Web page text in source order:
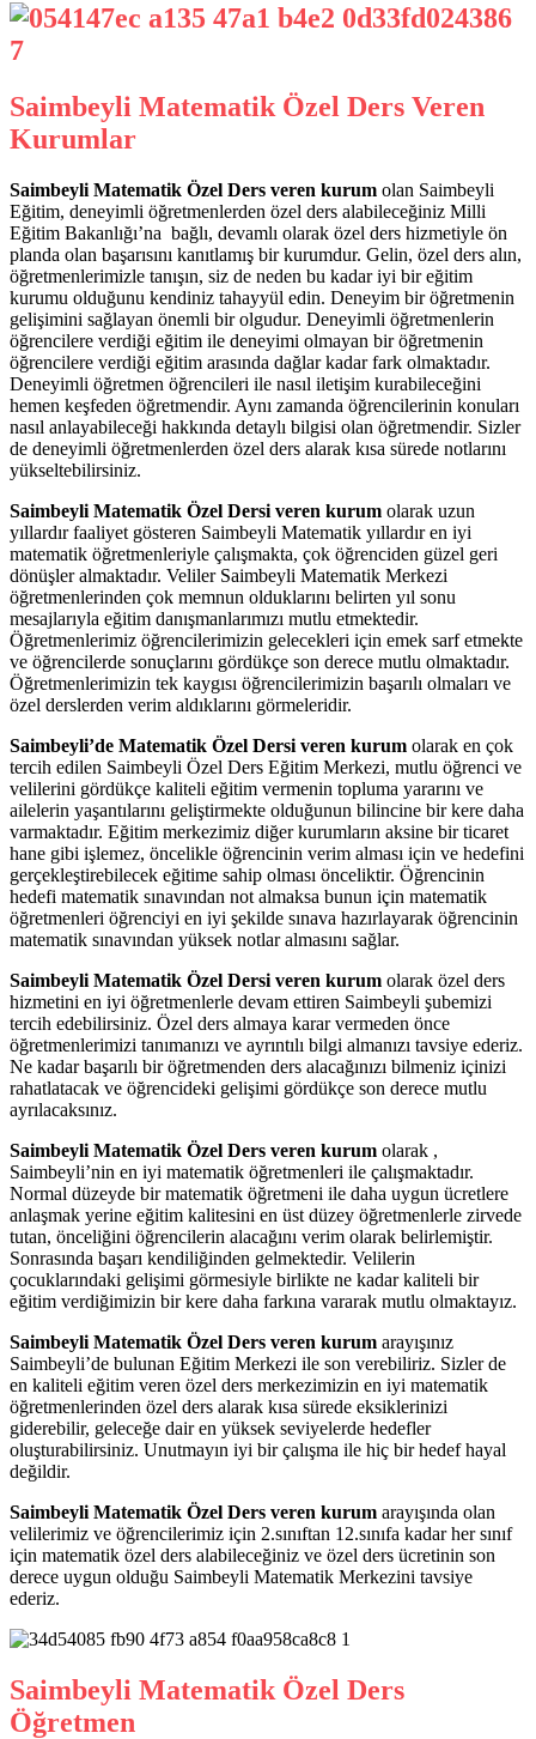
Saimbeyli Matematik Özel Ders Veren
Kurumlar
Saimbeyli Matematik Özel Ders veren kurum olan Saimbeyli
Eğitim, deneyimli öğretmenlerden özel ders alabileceğiniz Milli
Eğitim Bakanlığı’na bağlı, devamlı olarak özel ders hizmetiyle ön
planda olan başarısını kanıtlamış bir kurumdur. Gelin, özel ders alın,
öğretmenlerimizle tanışın, siz de neden bu kadar iyi bir eğitim
kurumu olduğunu kendiniz tahayyül edin. Deneyim bir öğretmenin
gelişimini sağlayan önemli bir olgudur. Deneyimli öğretmenlerin
öğrencilere verdiği eğitim ile deneyimi olmayan bir öğretmenin
öğrencilere verdiği eğitim arasında dağlar kadar fark olmaktadır.
Deneyimli öğretmen öğrencileri ile nasıl iletişim kurabileceğini
hemen keşfeden öğretmendir. Aynı zamanda öğrencilerinin konuları
nasıl anlayabileceği hakkında detaylı bilgisi olan öğretmendir. Sizler
de deneyimli öğretmenlerden özel ders alarak kısa sürede notlarını
yükseltebilirsiniz.
Saimbeyli Matematik Özel Dersi veren kurum olarak uzun
yıllardır faaliyet gösteren Saimbeyli Matematik yıllardır en iyi
matematik öğretmenleriyle çalışmakta, çok öğrenciden güzel geri
dönüşler almaktadır. Veliler Saimbeyli Matematik Merkezi
öğretmenlerinden çok memnun olduklarını belirten yıl sonu
mesajlarıyla eğitim danışmanlarımızı mutlu etmektedir.
Öğretmenlerimiz öğrencilerimizin gelecekleri için emek sarf etmekte
ve öğrencilerde sonuçlarını gördükçe son derece mutlu olmaktadır.
Öğretmenlerimizin tek kaygısı öğrencilerimizin başarılı olmaları ve
özel derslerden verim aldıklarını görmeleridir.
Saimbeyli’de Matematik Özel Dersi veren kurum olarak en çok
tercih edilen Saimbeyli Özel Ders Eğitim Merkezi, mutlu öğrenci ve
velilerini gördükçe kaliteli eğitim vermenin topluma yararını ve
ailelerin yaşantılarını geliştirmekte olduğunun bilincine bir kere daha
varmaktadır. Eğitim merkezimiz diğer kurumların aksine bir ticaret
hane gibi işlemez, öncelikle öğrencinin verim alması için ve hedefini
gerçekleştirebilecek eğitime sahip olması önceliktir. Öğrencinin
hedefi matematik sınavından not almaksa bunun için matematik
öğretmenleri öğrenciyi en iyi şekilde sınava hazırlayarak öğrencinin
matematik sınavından yüksek notlar almasını sağlar.
Saimbeyli Matematik Özel Dersi veren kurum olarak özel ders
hizmetini en iyi öğretmenlerle devam ettiren Saimbeyli şubemizi
tercih edebilirsiniz. Özel ders almaya karar vermeden önce
öğretmenlerimizi tanımanızı ve ayrıntılı bilgi almanızı tavsiye ederiz.
Ne kadar başarılı bir öğretmenden ders alacağınızı bilmeniz içinizi
rahatlatacak ve öğrencideki gelişimi gördükçe son derece mutlu
ayrılacaksınız.
Saimbeyli Matematik Özel Ders veren kurum olarak ,
Saimbeyli’nin en iyi matematik öğretmenleri ile çalışmaktadır.
Normal düzeyde bir matematik öğretmeni ile daha uygun ücretlere
anlaşmak yerine eğitim kalitesini en üst düzey öğretmenlerle zirvede
tutan, önceliğini öğrencilerin alacağını verim olarak belirlemiştir.
Sonrasında başarı kendiliğinden gelmektedir. Velilerin
çocuklarındaki gelişimi görmesiyle birlikte ne kadar kaliteli bir
eğitim verdiğimizin bir kere daha farkına vararak mutlu olmaktayız.
Saimbeyli Matematik Özel Ders veren kurum arayışınız
Saimbeyli’de bulunan Eğitim Merkezi ile son verebiliriz. Sizler de
en kaliteli eğitim veren özel ders merkezimizin en iyi matematik
öğretmenlerinden özel ders alarak kısa sürede eksiklerinizi
giderebilir, geleceğe dair en yüksek seviyelerde hedefler
oluşturabilirsiniz. Unutmayın iyi bir çalışma ile hiç bir hedef hayal
değildir.
Saimbeyli Matematik Özel Ders veren kurum arayışında olan
velilerimiz ve öğrencilerimiz için 2.sınıftan 12.sınıfa kadar her sınıf
için matematik özel ders alabileceğiniz ve özel ders ücretinin son
derece uygun olduğu Saimbeyli Matematik Merkezini tavsiye
ederiz.
Saimbeyli Matematik Özel Ders
Öğretmen